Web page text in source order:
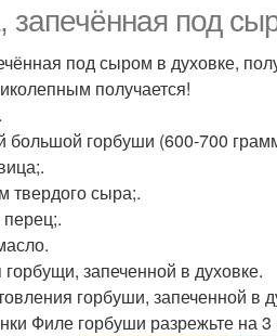
запечённая под
под сыром в духовке,
получается!
большой горбуши (600-700
твердого сыра;.
запеченной в духовке.
горбуши, запеченной в
Филе горбуши разрежьте на 3